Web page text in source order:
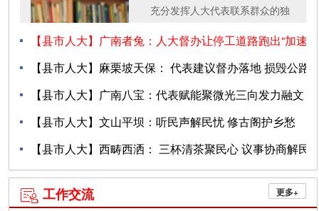
充分发挥人大代表联系群众的独
烤、分”全链条精准施策、靶向服
务，打通烟农增收...
【县市人大】广南者兔：人大督办让停工道路跑出“加速
度”
08-04
【县市人大】麻栗坡天保： 代表建议督办落地 损毁公路
隐患清...
07-31
【县市人大】广南八宝：代表赋能聚微光三向发力融文
旅
07-31
【县市人大】文山平坝：听民声解民忧 修古阁护乡愁
07-29
【县市人大】西畴西洒： 三杯清茶聚民心 议事协商解民
忧
07-27
 工作交流 更多+